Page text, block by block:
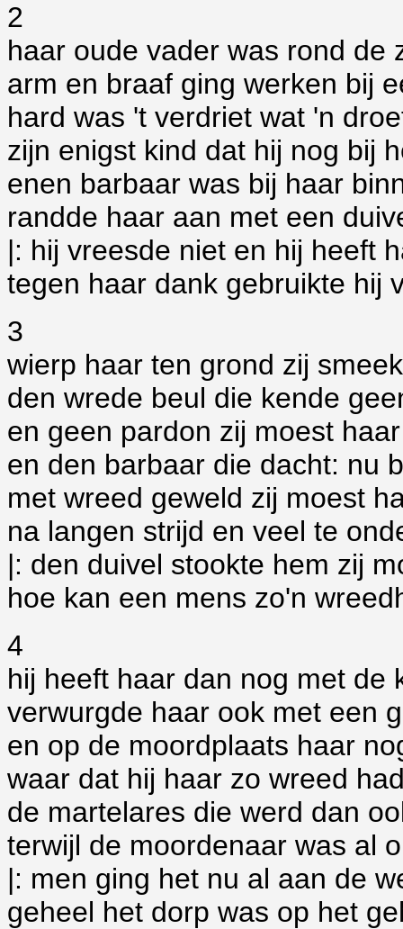
2
haar oude vader was rond de
arm en braaf ging werken bij
hard was 't verdriet wat 'n
zijn enigst kind dat hij nog bij
enen barbaar was bij haar
randde haar aan met een
|: hij vreesde niet en hij heeft
tegen haar dank gebruikte hij
3
wierp haar ten grond zij
den wrede beul die kende
en geen pardon zij moest
en den barbaar die dacht: nu
met wreed geweld zij moest
na langen strijd en veel te
|: den duivel stookte hem zij
hoe kan een mens zo'n
4
hij heeft haar dan nog met de
verwurgde haar ook met een
en op de moordplaats haar
waar dat hij haar zo wreed
de martelares die werd dan
terwijl de moordenaar was al
|: men ging het nu al aan de
geheel het dorp was op het